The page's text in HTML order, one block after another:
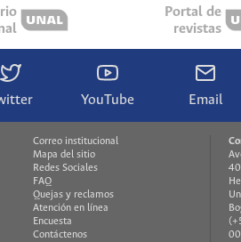
Portal de
revistas
YouTube Email
Correo institucional
Mapa del sitio
Redes Sociales
FAQ
Quejas y reclamos
Atención en línea
Encuesta
Contáctenos